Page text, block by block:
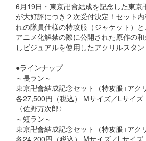
6月19日・東京卍會結成を記念した東京
が大好評につき２次受付決定！セット
れの隊員仕様の特攻服（ジャケット）
アニメ化解禁の際に公開された原作の
しビジュアルを使用したアクリルスタン
●ラインナップ
～長ラン～
東京卍會結成記念セット（特攻服+アク
各27,500円（税込） Mサイズ／Lサイズ
〈佐野万次郎〉
～短ラン～
東京卍會結成記念セット（特攻服+アク
各24,200円（税込） Mサイズ／Lサイズ